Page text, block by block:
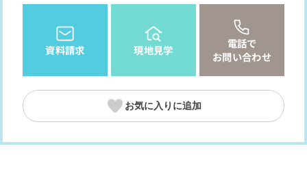
資料請求 現地見学
電話で
お問い合わせ
お気に入りに追加